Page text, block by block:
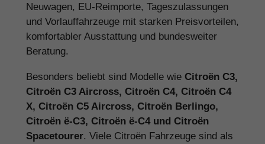
Neuwagen, EU-Reimporte, Tageszulassungen
und Vorlauffahrzeuge mit starken Preisvorteilen,
komfortabler Ausstattung und bundesweiter
Beratung.
Besonders beliebt sind Modelle wie Citroën C3,
Citroën C3 Aircross, Citroën C4, Citroën C4
X, Citroën C5 Aircross, Citroën Berlingo,
Citroën ë-C3, Citroën ë-C4 und Citroën
Spacetourer. Viele Citroën Fahrzeuge sind als